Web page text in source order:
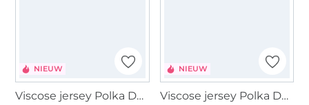
NIEUW
Viscose jersey Polka Dots, zwart
NIEUW
Viscose jersey Polka Dots, bruin